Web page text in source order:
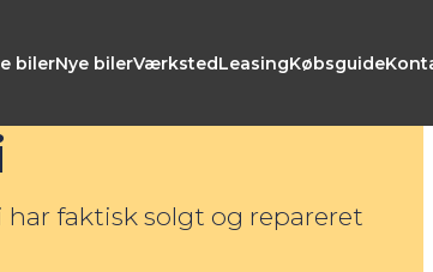
bilerNye bilerVærkstedLeasingKøbsguide
faktisk solgt og repareret